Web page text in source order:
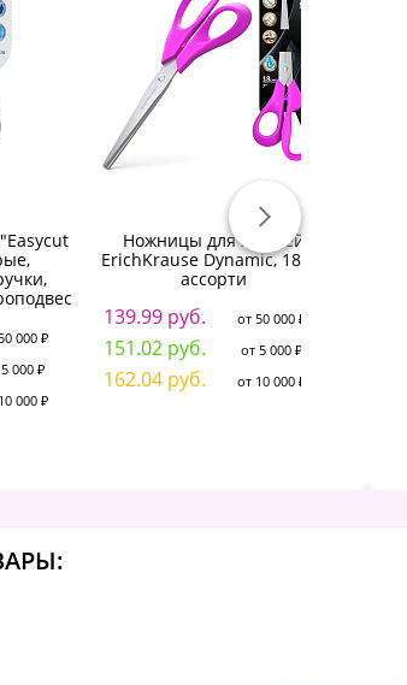
000 ₽
000 ₽
000 ₽
Ножницы для левшей
ErichKrause Dynamic, 18см,
ассорти
139.99 руб. от 50 000 ₽
151.02 руб. от 5 000 ₽
162.04 руб. от 10 000 ₽